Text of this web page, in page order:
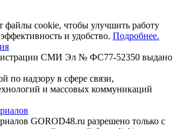
файлы cookie, чтобы улучшить работу
и удобство. Подробнее.
СМИ Эл № ФС77-52350 выдано
по надзору в сфере связи,
и массовых коммуникаций
GOROD48.ru разрешено только с